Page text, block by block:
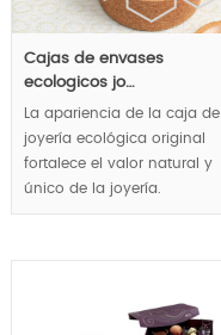
Cajas de envases
ecologicos jo…
La apariencia de la caja de
joyería ecológica original
fortalece el valor natural y
único de la joyería.